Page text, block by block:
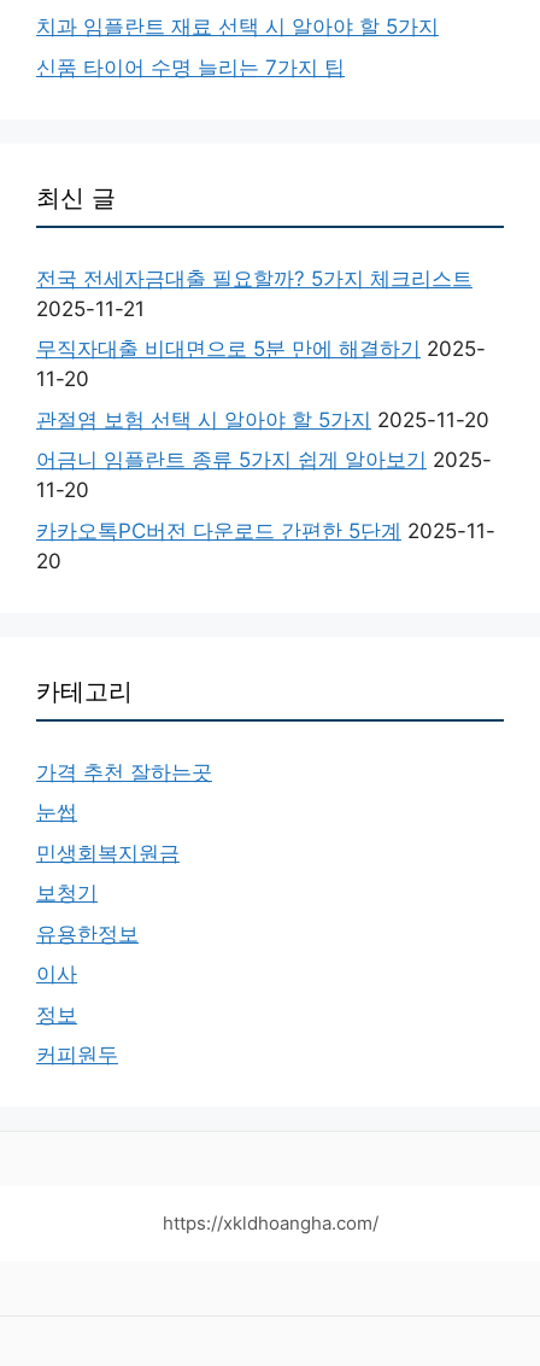
치과 임플란트 재료 선택 시 알아야 할 5가지
신품 타이어 수명 늘리는 7가지 팁
최신 글
전국 전세자금대출 필요할까? 5가지 체크리스트
2025-11-21
무직자대출 비대면으로 5분 만에 해결하기 2025-
11-20
관절염 보험 선택 시 알아야 할 5가지 2025-11-20
어금니 임플란트 종류 5가지 쉽게 알아보기 2025-
11-20
카카오톡PC버전 다운로드 간편한 5단계 2025-11-
20
카테고리
가격 추천 잘하는곳
눈썹
민생회복지원금
보청기
유용한정보
이사
정보
커피원두
https://xkldhoangha.com/